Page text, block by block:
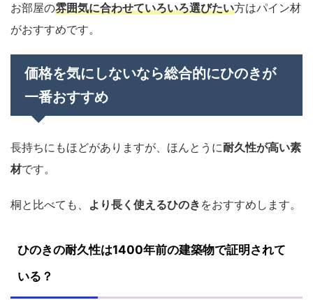
お部屋の雰囲気に合わせていろいろ選びたい方はパイン材
がおすすめです。
価格を気にしないなら総合的にひのきが
一番おすすめ
長持ちにもほどがありますが、ほんとうに耐久性が高い素
材です。
桐と比べても、 より長く使えるひのき をおすすめします。
ひのきの耐久性は1400年前の建築物で証明されて
いる？